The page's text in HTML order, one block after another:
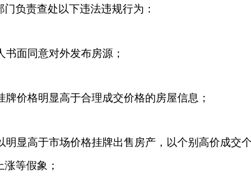
门负责查处以下违法违规行为：
书面同意对外发布房源；
牌价格明显高于合理成交价格的房屋信息；
明显高于市场价格挂牌出售房产，以个别高价成交
等假象；